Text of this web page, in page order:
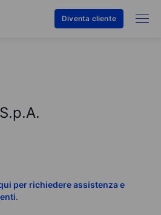
Diventa cliente
per richiedere assistenza e
.